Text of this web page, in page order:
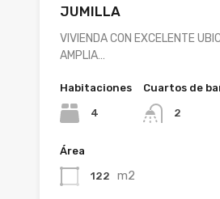
JUMILLA
VIVIENDA CON EXCELENTE
AMPLIA…
Habitaciones
4
Cuartos de
2
Área
122 m2